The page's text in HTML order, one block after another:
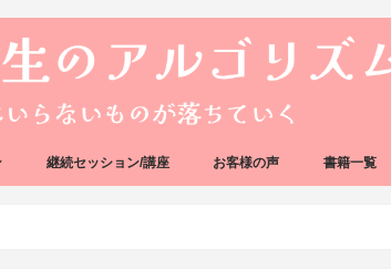
継続セッション/講座 お客様の声 書籍一覧